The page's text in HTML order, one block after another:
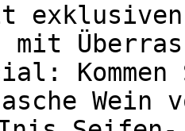
mit
Wein